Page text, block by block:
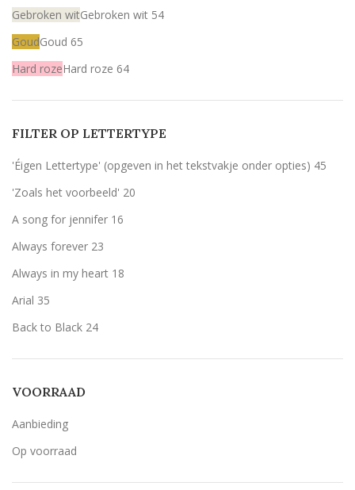
Gebroken witGebroken wit 54
GoudGoud 65
Hard rozeHard roze 64
WitWit
Olijfgroen (zoals het voorbeeld)
5
zwartzwart 7
FILTER OP LETTERTYPE
'Éigen Lettertype' (opgeven in het tekstvakje onder opties) 45
'Zoals het voorbeeld' 20
A song for jennifer 16
Always forever 23
Always in my heart 18
Arial 35
Back to Black 24
Century Gothic
Geen belettering
VOORRAAD
Aanbieding
Op voorraad